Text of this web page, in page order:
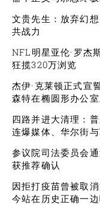
文贵先生：放弃幻
共战力
NFL明星亚伦·罗杰
狂揽320万浏览
杰伊·克莱顿正式宣
森特在椭圆形办公
四路并进大清理：
连爆媒体、华尔街
参议院司法委员会
获推荐确认
因拒打疫苗曾被取
今站在历史正确一